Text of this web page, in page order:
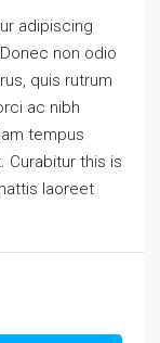
adipiscing
non odio
quis rutrum
ac nibh
tempus
Curabitur this is
laoreet